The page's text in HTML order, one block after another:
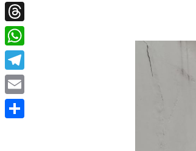
Facebook
Threads
WhatsApp
Telegram
Email